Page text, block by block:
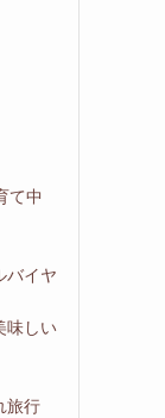
て中
バイヤ
味しい
旅行